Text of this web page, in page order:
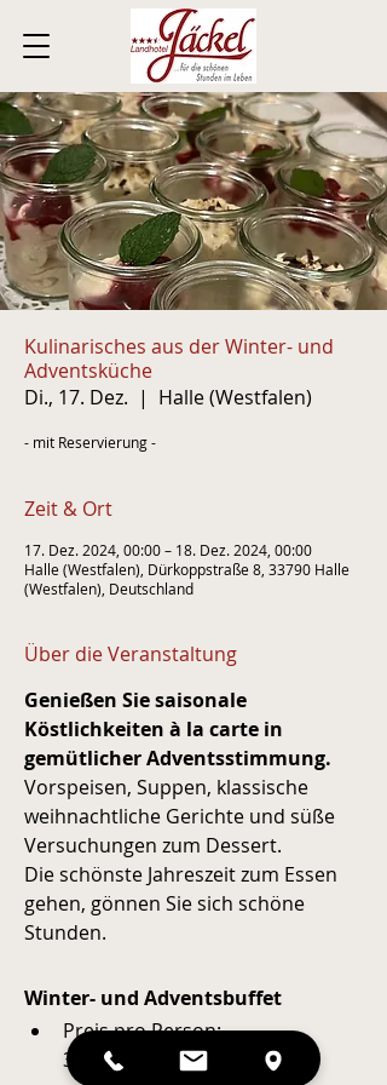
Kulinarisches aus der Winter- und
Adventsküche
Di., 17. Dez.
  |
Halle (Westfalen)
- mit Reservierung -
Zeit & Ort
17. Dez. 2024, 00:00 – 18. Dez. 2024, 00:00
Halle (Westfalen), Dürkoppstraße 8, 33790 Halle
(Westfalen), Deutschland
Über die Veranstaltung
Genießen Sie saisonale
Köstlichkeiten à la carte in
gemütlicher Adventsstimmung.
Vorspeisen, Suppen, klassische
weihnachtliche Gerichte und süße
Versuchungen zum Dessert.
Die schönste Jahreszeit zum Essen
gehen, gönnen Sie sich schöne
Stunden.
Winter- und Adventsbuffet
Preis pro Person:
39,50 € - mit Reservierung